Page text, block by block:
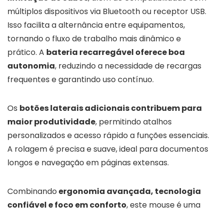
múltiplos dispositivos via Bluetooth ou receptor USB.
Isso facilita a alternância entre equipamentos,
tornando o fluxo de trabalho mais dinâmico e
prático. A bateria recarregável oferece boa
autonomia, reduzindo a necessidade de recargas
frequentes e garantindo uso contínuo.
Os botões laterais adicionais contribuem para
maior produtividade, permitindo atalhos
personalizados e acesso rápido a funções essenciais.
A rolagem é precisa e suave, ideal para documentos
longos e navegação em páginas extensas.
Combinando ergonomia avançada, tecnologia
confiável e foco em conforto, este mouse é uma